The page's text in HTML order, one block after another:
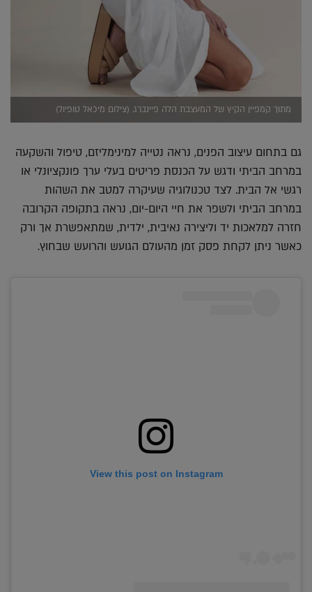
מתוך קמפיין הקיץ של המעצבת הלה פיינברג. (צילום מיכאל טופיול)
גם בתחום עיצוב הפנים, נראה נטייה למינימליזם, טיפול והשקעה
במרחב הביתי ודגש על הכנסת פריטים בעלי ערך פונקציונלי או
רגשי אל הבית. לצד טכנולוגיה שעיקרה למטב את השהות
במרחב הביתי ולשפר את חיי היום-יום, נראה בתקופה הקרובה
חזרה למלאכות יד וליצירה נאיבית, ילדית, שמתאפשרת אך ורק
כאשר ניתן לקחת פסק זמן מהעולם הגועש והרועש שבחוץ.
View this post on Instagram